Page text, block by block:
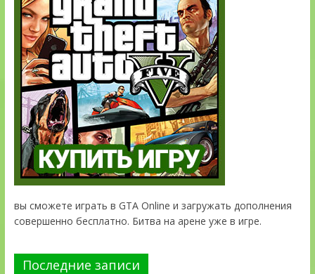
вы сможете играть в GTA Online и загружать дополнения
совершенно бесплатно. Битва на арене уже в игре.
Последние записи